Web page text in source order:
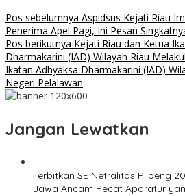
Pos sebelumnya Aspidsus Kejati Riau
Penerima Apel Pagi, Ini Pesan
Pos berikutnya Kejati Riau dan Ketua
Dharmakarini (IAD) Wilayah Riau
Ikatan Adhyaksa Dharmakarini (IAD)
Negeri Pelalawan
Jangan Lewatkan
Terbitkan SE Netralitas Pilpeng
Jawa Ancam Pecat Aparatur